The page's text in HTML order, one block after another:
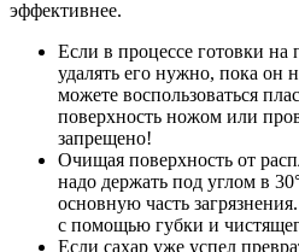
эффективнее.
Если в процессе готовки на
удалять его нужно, пока он
можете воспользоваться
поверхность ножом или
запрещено!
Очищая поверхность от
надо держать под углом в
основную часть
с помощью губки и
Если сахар уже успел